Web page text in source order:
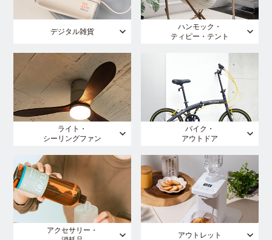
デジタル雑貨
ハンモック・
ティピー・テント
ライト・
シーリングファン
バイク・
アウトドア
アクセサリー・
アウトレット